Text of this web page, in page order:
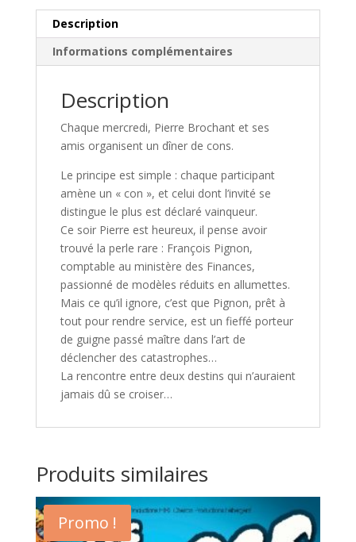
Description
Informations complémentaires
Description
Chaque mercredi, Pierre Brochant et ses
amis organisent un dîner de cons.
Le principe est simple : chaque participant
amène un « con », et celui dont l’invité se
distingue le plus est déclaré vainqueur.
Ce soir Pierre est heureux, il pense avoir
trouvé la perle rare : François Pignon,
comptable au ministère des Finances,
passionné de modèles réduits en allumettes.
Mais ce qu’il ignore, c’est que Pignon, prêt à
tout pour rendre service, est un fieffé porteur
de guigne passé maître dans l’art de
déclencher des catastrophes…
La rencontre entre deux destins qui n’auraient
jamais dû se croiser…
Produits similaires
Promo !